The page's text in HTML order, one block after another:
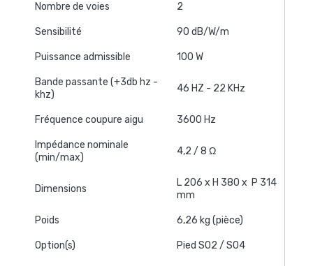
Nombre de voies 2
Sensibilité 90 dB/W/m
Puissance admissible 100 W
Bande passante (+3db hz -
khz)
46 HZ - 22 KHz
Fréquence coupure aigu 3600 Hz
Impédance nominale
(min/max)
4,2 / 8 Ω
Dimensions
L 206 x H 380 x P 314
mm
Poids 6,26 kg (pièce)
Option(s) Pied S02 / S04